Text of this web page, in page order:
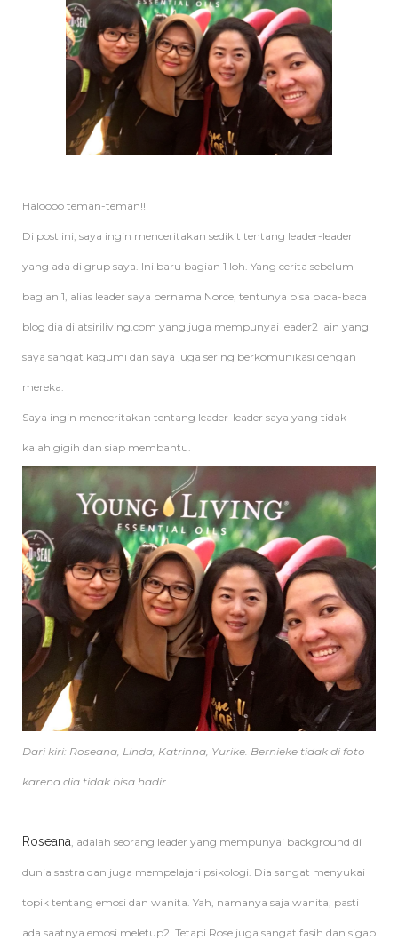
Haloooo teman-teman!!
Di post ini, saya ingin menceritakan sedikit tentang leader-leader
yang ada di grup saya. Ini baru bagian 1 loh. Yang cerita sebelum
bagian 1, alias leader saya bernama Norce, tentunya bisa baca-baca
blog dia di atsiriliving.com yang juga mempunyai leader2 lain yang
saya sangat kagumi dan saya juga sering berkomunikasi dengan
mereka.
Saya ingin menceritakan tentang leader-leader saya yang tidak
kalah gigih dan siap membantu.
Dari kiri: Roseana, Linda, Katrinna, Yurike. Bernieke tidak di foto
karena dia tidak bisa hadir.
Roseana, adalah seorang leader yang mempunyai background di
dunia sastra dan juga mempelajari psikologi. Dia sangat menyukai
topik tentang emosi dan wanita. Yah, namanya saja wanita, pasti
ada saatnya emosi meletup2. Tetapi Rose juga sangat fasih dan sigap